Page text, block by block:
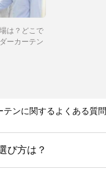
は？どこで
ーカーテン
テンに関するよくある質問
び方は？